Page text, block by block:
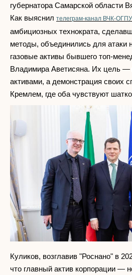
губернатора Самарской области
Как выяснил телеграм-канал ВЧК-ОГПУ
амбициозных технократа,
методы, объединились для атаки
газовые активы бывшего топ-
Владимира Аветисяна. Их цель —
активами, а демонстрация своих
Кремлем, где оба чувствуют
Куликов, возглавив "Роснано" в
что главный актив корпорации —